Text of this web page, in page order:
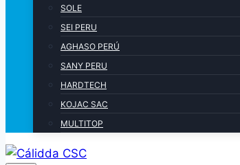
SOLE
SEI PERU
AGHASO PERÚ
SANY PERU
HARDTECH
KOJAC SAC
MULTITOP